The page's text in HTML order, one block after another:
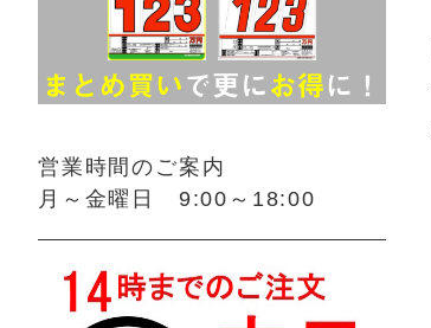
営業時間のご案内
月～金曜日 9:00～18:00